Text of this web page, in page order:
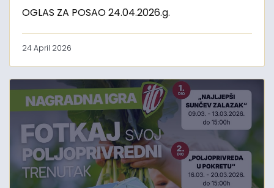
OGLAS ZA POSAO 24.04.2026.g.
24 April 2026